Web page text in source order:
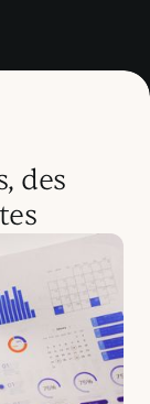
des